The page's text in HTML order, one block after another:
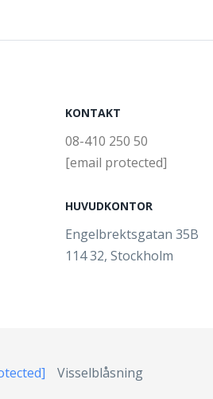
KONTAKT
08-410 250 50
[email protected]
HUVUDKONTOR
Engelbrektsgatan 35B
114 32, Stockholm
Visselblåsning